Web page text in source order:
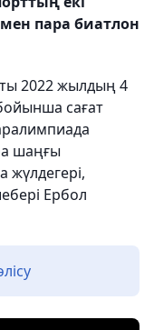
пара биатлон
2022 жылдың 4
сағат
шаңғы
Ербол